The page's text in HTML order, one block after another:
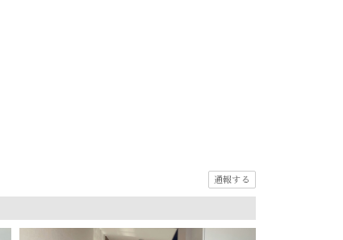
通報する